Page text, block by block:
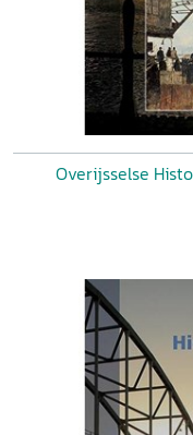
Overijsselse